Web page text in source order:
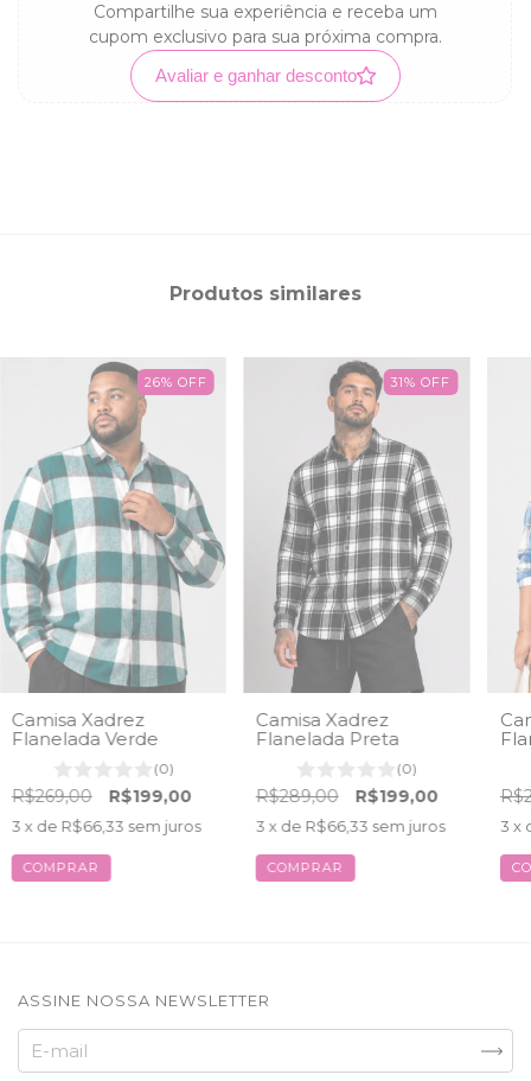
Compartilhe sua experiência e receba um
cupom exclusivo para sua próxima compra.
Avaliar e ganhar desconto
Produtos similares
26% OFF
Camisa Xadrez
Flanelada Verde
(0)
R$269,00 R$199,00
3 x de R$66,33 sem juros
COMPRAR
31%OFF
Camisa Xadrez
Flanelada Preta
(0)
R$289,00 R$199,00
3 x de R$66,33 sem juros
COMPRAR
3 x
ASSINE NOSSA NEWSLETTER